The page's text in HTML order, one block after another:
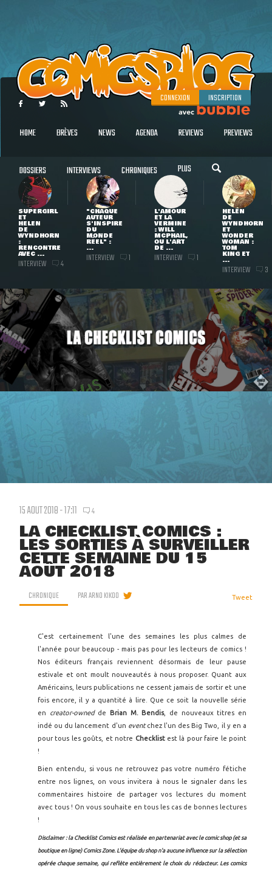
CONNEXION INSCRIPTION
HOME BRÈVES NEWS AGENDA REVIEWS PREVIEWS
DOSSIERS INTERVIEWS CHRONIQUES PLUS
SUPERGIRL
ET
HELEN
DE
WYNDHORN
:
RENCONTRE
AVEC ...
INTERVIEW 4
"CHAQUE
AUTEUR
S'INSPIRE
DU
MONDE
RÉEL" :
...
INTERVIEW 1
L'AMOUR
ET LA
VERMINE
: WILL
MCPHAIL,
OU L'ART
DE ...
INTERVIEW 1
HELEN
DE
WYNDHORN
ET
WONDER
WOMAN :
TOM
KING ET
...
INTERVIEW 3
15 AOUT 2018 - 17:11 4
LA CHECKLIST COMICS :
LES SORTIES À SURVEILLER
CETTE SEMAINE DU 15
AOÛT 2018
CHRONIQUE PARARNO KIKOO Tweet
C'est certainement l'une des semaines les plus calmes de
l'année pour beaucoup - mais pas pour les lecteurs de comics !
Nos éditeurs français reviennent désormais de leur pause
estivale et ont moult nouveautés à nous proposer. Quant aux
Américains, leurs publications ne cessent jamais de sortir et une
fois encore, il y a quantité à lire. Que ce soit la nouvelle série
en
creator-ownedde Brian M. Bendis, de nouveaux titres en
indé ou du lancement d'un eventchez l'un des Big Two, il y en a
pour tous les goûts, et notre Checklist est là pour faire le point
!
Bien entendu, si vous ne retrouvez pas votre numéro fétiche
entre nos lignes, on vous invitera à nous le signaler dans les
commentaires histoire de partager vos lectures du moment
avec tous ! On vous souhaite en tous les cas de bonnes lectures
!
Disclaimer : la Checklist Comics est réalisée en partenariat avec le comic shop (et sa
boutique en ligne)Comics Zone. L'équipe du shop n'a aucune influence sur la sélection
opérée chaque semaine, qui reflète entièrement le choix du rédacteur. Les comics